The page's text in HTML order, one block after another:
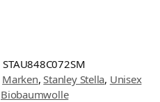
STAU848C072SM
Marken,Stanley Stella, Unisex
Biobaumwolle